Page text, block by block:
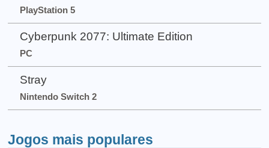
PlayStation 5
Cyberpunk 2077: Ultimate Edition
PC
Stray
Nintendo Switch 2
Jogos mais populares